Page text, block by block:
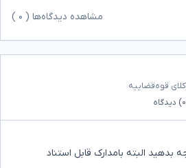
مشاهده دیدگاه‌ها ( ۰
قوه‌قضاییه
دیدگاه
بدهید البته بامدارک قابل استناد